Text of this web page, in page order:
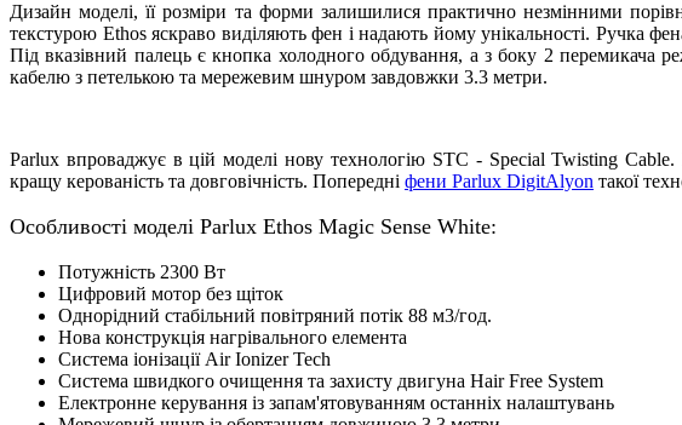
Дизайн моделі, її розміри та форми залишилися практично незмінними
текстурою Ethos яскраво виділяють фен і надають йому унікальності. Ручка
Під вказівний палець є кнопка холодного обдування, а з боку 2
кабелю з петелькою та мережевим шнуром завдовжки 3.3 метри.
Parlux впроваджує в цій моделі нову технологію STC - Special Twisting
кращу керованість та довговічність. Попередні фени Parlux DigitAlyon такої
Особливості моделі Parlux Ethos Magic Sense White:
Потужність 2300 Вт
Цифровий мотор без щіток
Однорідний стабільний повітряний потік 88 м3/год.
Нова конструкція нагрівального елемента
Система іонізації Air Ionizer Tech
Система швидкого очищення та захисту двигуна Hair Free System
Електронне керування із запам'ятовуванням останніх налаштувань